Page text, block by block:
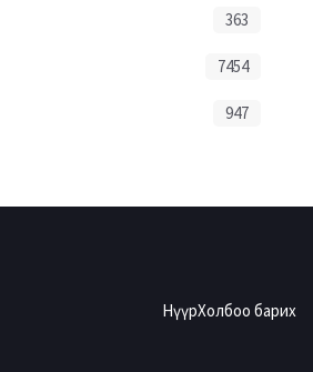
363
7454
947
НүүрХолбоо барих